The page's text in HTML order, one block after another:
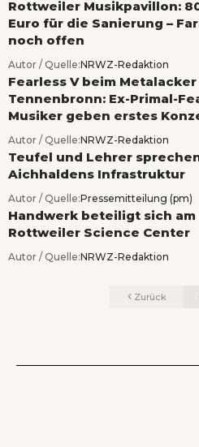
Rottweiler Musikpavillon:
Euro für die Sanierung –
noch offen
Autor / Quelle:NRWZ-Redaktion
Fearless V beim Metalacker
Tennenbronn: Ex-Primal-
Musiker geben erstes
Autor / Quelle:NRWZ-Redaktion
Teufel und Lehrer
Aichhaldens Infrastruktur
Autor / Quelle:Pressemitteilung (pm)
Handwerk beteiligt sich am
Rottweiler Science Center
Autor / Quelle:NRWZ-Redaktion
Zurück